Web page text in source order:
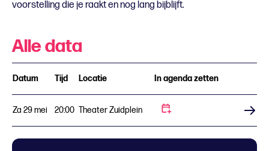
voorstelling die je raakt en nog lang bijblijft.
Alle data
Datum Tijd Locatie In agenda zetten
Za 29 mei 20:00 Theater Zuidplein